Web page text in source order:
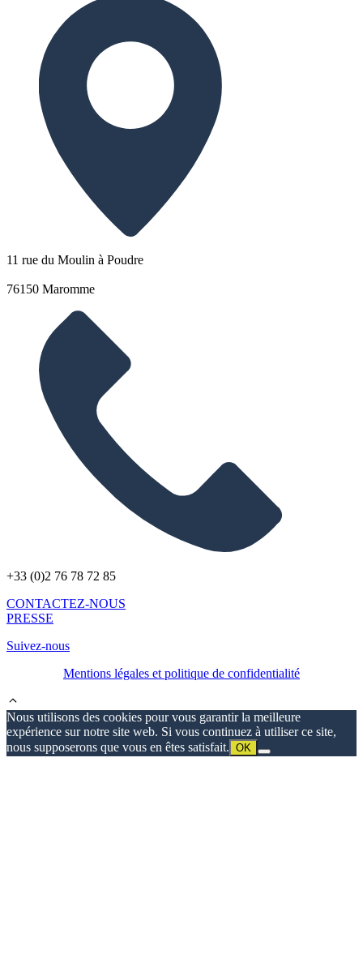
11 rue du Moulin à Poudre
76150 Maromme
+33 (0)2 76 78 72 85
CONTACTEZ-NOUS
PRESSE
Suivez-nous
Mentions légales et politique de confidentialité
Nous utilisons des cookies pour vous garantir la meilleure
expérience sur notre site web. Si vous continuez à utiliser ce site,
nous supposerons que vous en êtes satisfait. OK